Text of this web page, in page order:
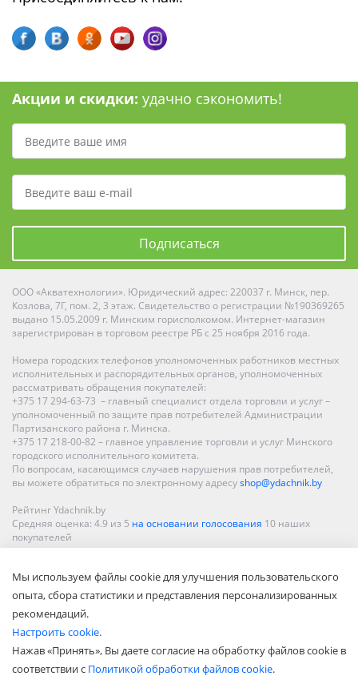
Акции и скидки: удачно сэкономить!
Подписаться
ООО «Акватехнологии». Юридический адрес: 220037 г. Минск, пер.
Козлова, 7Г, пом. 2, 3 этаж. Свидетельство о регистрации №190369265
выдано 15.05.2009 г. Минским горисполкомом. Интернет-магазин
зарегистрирован в торговом реестре РБ с 25 ноября 2016 года.
Номера городских телефонов уполномоченных работников местных
исполнительных и распорядительных органов, уполномоченных
рассматривать обращения покупателей:
+375 17 294-63-73 – главный специалист отдела торговли и услуг –
уполномоченный по защите прав потребителей Администрации
Партизанского района г. Минска.
+375 17 218-00-82 – главное управление торговли и услуг Минского
городского исполнительного комитета.
По вопросам, касающимся случаев нарушения прав потребителей,
вы можете обратиться по электронному адресуshop@ydachnik.by
Рейтинг Ydachnik.by
Средняя оценка: 4.9 из 5 на основании голосования 10 наших
покупателей
Гродно, Могилеве, Бобруйске, Барановичах, Молодечно,
Новополоцке, Пинске, Солигорске. При заказе в интернет-магазине
доставка осуществляется по всей Беларуси.
Мы используем файлы cookie для улучшения пользовательского
опыта, сбора статистики и представления персонализированных
рекомендаций.
Настроить cookie.
Нажав «Принять», Вы даете согласие на обработку файлов cookie в
соответствии с Политикой обработки файлов cookie.